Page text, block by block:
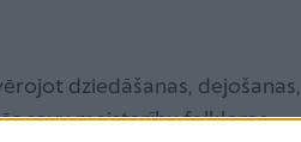
dziedāšanas, dejošanas,
savu meistarību folkloras